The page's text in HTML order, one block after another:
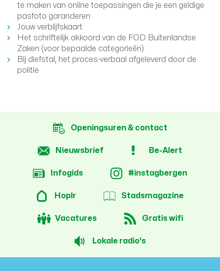
te maken van online toepassingen die je een geldige
pasfoto garanderen
Jouw verblijfskaart
Het schriftelijk akkoord van de FOD Buitenlandse
Zaken (voor bepaalde categorieën)
Bij diefstal, het proces-verbaal afgeleverd door de
politie
Openingsuren & contact
Nieuwsbrief Be-Alert
Infogids #instagbergen
Hoplr Stadsmagazine
Vacatures Gratis wifi
Lokale radio's